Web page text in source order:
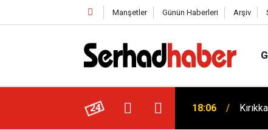
Manşetler Günün Haberleri Arşiv
24
Ayhan Bayram’dan Davut Tatar’a Ziyaret 18:06